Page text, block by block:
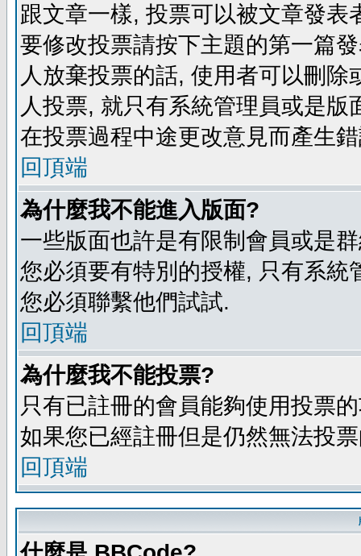
跟文章一樣, 投票可以被文章發
要修改投票請按下主題的第一篇
人放棄投票的話, 使用者可以刪
人投票, 就只有系統管理員或是
在投票過程中途更改意見而產生
回頂端
為什麼我不能進入版面?
一些版面也許是有限制會員或是
您必須要有特別的授權, 只有系
您必須聯繫他們試試.
回頂端
為什麼我不能投票?
只有已註冊的會員能夠使用投票
如果您已經註冊但是仍然無法投
回頂端